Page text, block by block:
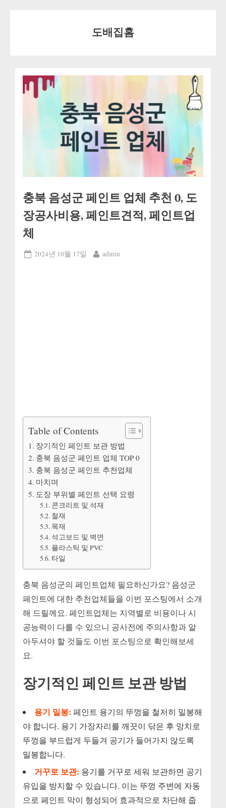
도배집홈
충북 음성군 페인트 업체 추천 0, 도
장공사비용, 페인트견적, 페인트업
체
Posted
2024년 10월 17일 By
admin
Table of Contents
장기적인 페인트 보관 방법
충북 음성군 페인트 업체 TOP 0
충북 음성군 페인트 추천업체
마치며
도장 부위별 페인트 선택 요령
콘크리트 및 석재
철재
목재
석고보드 및 벽면
플라스틱 및 PVC
타일
충북 음성군의 페인트업체 필요하신가요? 음성군
페인트에 대한 추천업체들을 이번 포스팅에서 소개
해 드릴께요. 페인트업체는 지역별로 비용이나 시
공능력이 다를 수 있으니 공사전에 주의사항과 알
아두셔야 할 것들도 이번 포스팅으로 확인해보세
요.
장기적인 페인트 보관 방법
용기 밀봉: 페인트 용기의 뚜껑을 철저히 밀봉해
야 합니다. 용기 가장자리를 깨끗이 닦은 후 망치로
뚜껑을 부드럽게 두들겨 공기가 들어가지 않도록
밀봉합니다.
거꾸로 보관: 용기를 거꾸로 세워 보관하면 공기
유입을 방지할 수 있습니다. 이는 뚜껑 주변에 자동
으로 페인트 막이 형성되어 효과적으로 차단해 줍